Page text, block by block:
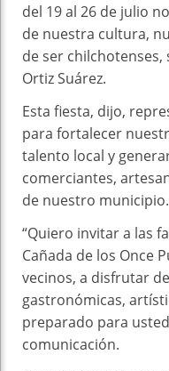
del 19 al 26 de julio
de nuestra cultura,
de ser chilchotenses,
Ortiz Suárez.
Esta fiesta, dijo,
para fortalecer
talento local y
comerciantes,
de nuestro municipio.
“Quiero invitar a las
Cañada de los Once
vecinos, a disfrutar
gastronómicas,
preparado para
comunicación.